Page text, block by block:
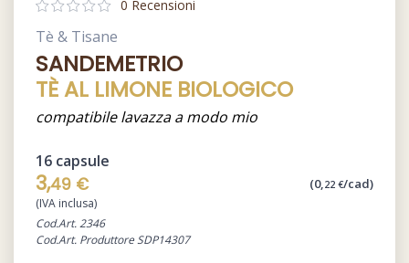
0 Recensioni
Tè & Tisane
SANDEMETRIO
TÈ AL LIMONE BIOLOGICO
compatibile lavazza a modo mio
16 capsule
3,49 € (0,22 €/cad)
(IVA inclusa)
Cod.Art. 2346
Cod.Art. Produttore SDP14307